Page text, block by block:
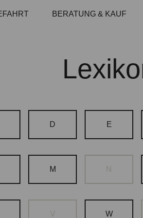
BERATUNG & KAUF
D E
M N
V W